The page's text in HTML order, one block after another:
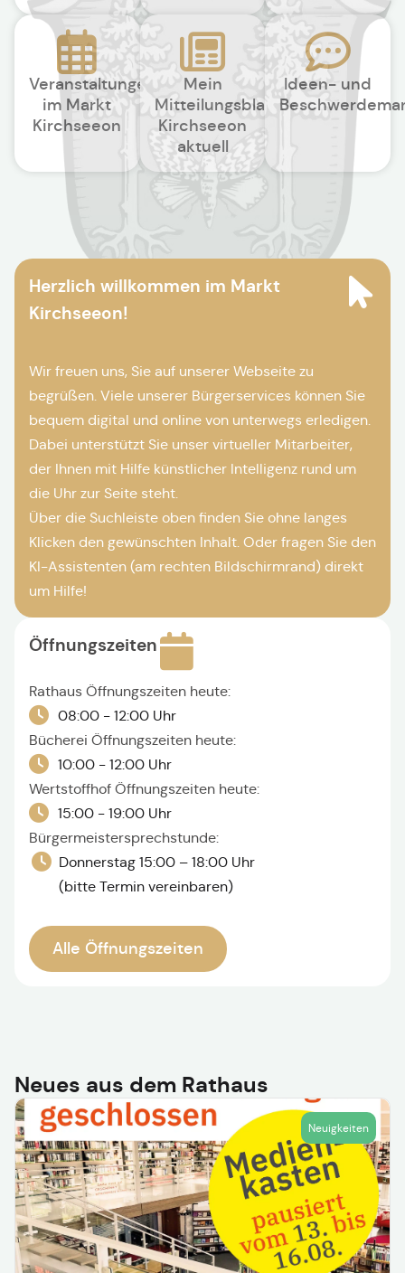
Veranstaltungen
im Markt
Kirchseeon
Mein
Mitteilungsblatt
Kirchseeon
aktuell
Ideen- und
Herzlich willkommen im Markt
Kirchseeon!
Wir freuen uns, Sie auf unserer Webseite zu
begrüßen. Viele unserer Bürgerservices können Sie
bequem digital und online von unterwegs erledigen.
Dabei unterstützt Sie unser virtueller Mitarbeiter,
der Ihnen mit Hilfe künstlicher Intelligenz rund um
die Uhr zur Seite steht.
Über die Suchleiste oben finden Sie ohne langes
Klicken den gewünschten Inhalt. Oder fragen Sie den
KI-Assistenten (am rechten Bildschirmrand) direkt
um Hilfe!
Öffnungszeiten
Rathaus Öffnungszeiten heute:
08:00 - 12:00 Uhr
Bücherei Öffnungszeiten heute:
10:00 - 12:00 Uhr
Wertstoffhof Öffnungszeiten heute:
15:00 - 19:00 Uhr
Bürgermeistersprechstunde:
Donnerstag 15:00 – 18:00 Uhr
(bitte Termin vereinbaren)
Alle Öffnungszeiten
Neues aus dem Rathaus
Neuigkeiten